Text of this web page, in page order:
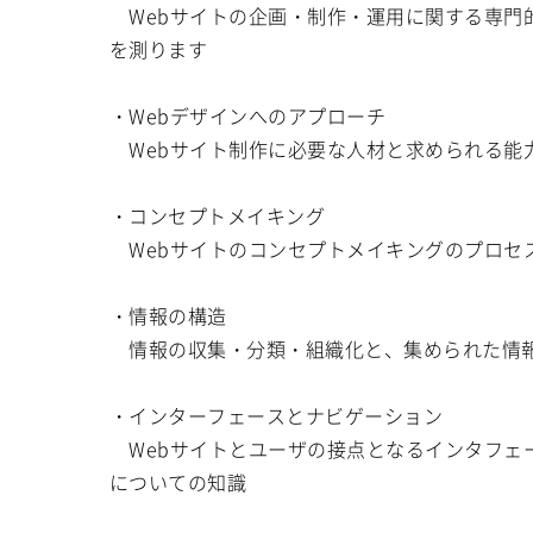
Webサイトの企画・制作・運用に関する専
を測ります
・Webデザインへのアプローチ
Webサイト制作に必要な人材と求められる
・コンセプトメイキング
Webサイトのコンセプトメイキングのプロセ
・情報の構造
情報の収集・分類・組織化と、集められた
・インターフェースとナビゲーション
Webサイトとユーザの接点となるインタフ
についての知識